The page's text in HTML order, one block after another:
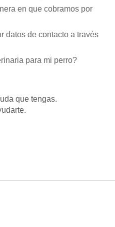
en que cobramos por
datos de contacto a través
para mi perro?
que tengas.